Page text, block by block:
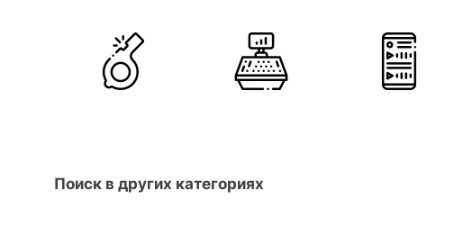
Поиск в других категориях